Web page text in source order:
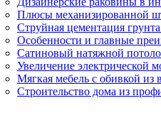
Плюсы механизированной
Струйная цементация
Особенности и главные
Сатиновый натяжной
Увеличение
Мягкая мебель с обивкой из
Строительство дома из